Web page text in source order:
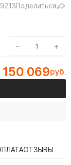
Поделиться
− +
150 069руб.
ОТЗЫВЫ